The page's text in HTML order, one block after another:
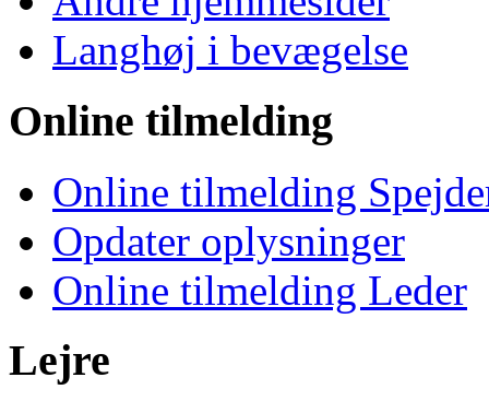
Langhøj i bevægelse
Online tilmelding
Online tilmelding
Opdater oplysninger
Online tilmelding Leder
Lejre